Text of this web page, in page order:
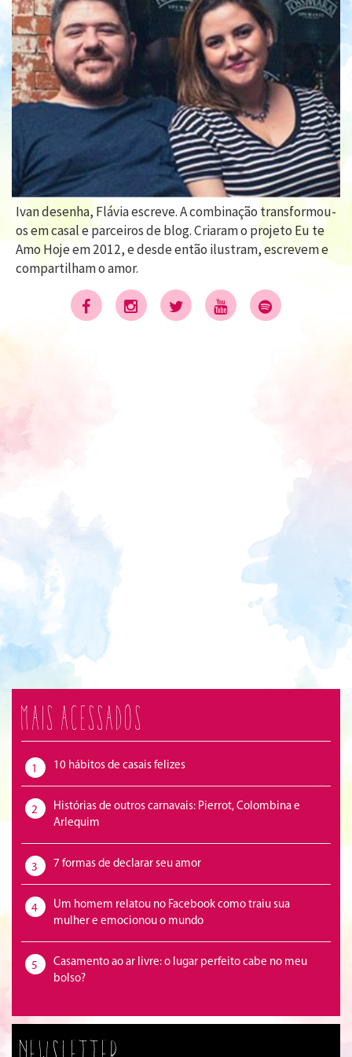
Ivan desenha, Flávia escreve. A combinação transformou-
os em casal e parceiros de blog. Criaram o projeto Eu te
Amo Hoje em 2012, e desde então ilustram, escrevem e
compartilham o amor.
Mais acessados
1 10 hábitos de casais felizes
2
Histórias de outros carnavais: Pierrot, Colombina e
Arlequim
3 7 formas de declarar seu amor
4
Um homem relatou no Facebook como traiu sua
mulher e emocionou o mundo
5
Casamento ao ar livre: o lugar perfeito cabe no meu
bolso?